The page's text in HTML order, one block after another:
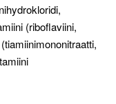
(riboflaviini,